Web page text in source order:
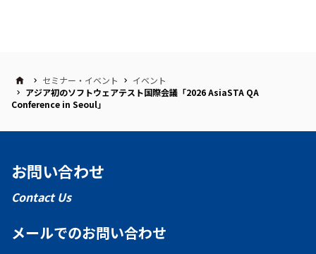
セミナー・イベント
イベント
アジア初のソフトウェアテスト国際会議「2026 AsiaSTA QA
Conference in Seoul」
お問い合わせ
Contact Us
メールでのお問い合わせ